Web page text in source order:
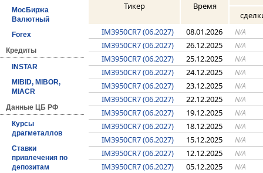
МосБиржа
Валютный
Forex
Кредиты
INSTAR
MIBID, MIBOR,
MIACR
Данные ЦБ РФ
Курсы
драгметаллов
Ставки
привлечения по
депозитам
Тикер
Время
IM3950CR7 (06.2027)
08.01.2026 N/A
IM3950CR7 (06.2027) 26.12.2025 N/A
IM3950CR7 (06.2027) 25.12.2025 N/A
IM3950CR7 (06.2027) 24.12.2025 N/A
IM3950CR7 (06.2027) 23.12.2025 N/A
IM3950CR7 (06.2027) 22.12.2025 N/A
IM3950CR7 (06.2027) 19.12.2025 N/A
IM3950CR7 (06.2027) 18.12.2025 N/A
IM3950CR7 (06.2027) 15.12.2025 N/A
IM3950CR7 (06.2027) 12.12.2025 N/A
IM3950CR7 (06.2027) 05.12.2025 N/A